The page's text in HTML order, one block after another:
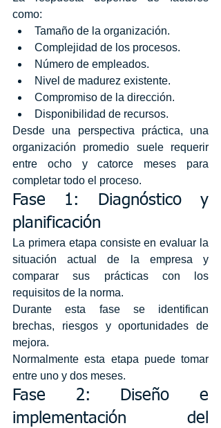
como:
Tamaño de la organización.
Complejidad de los procesos.
Número de empleados.
Nivel de madurez existente.
Compromiso de la dirección.
Disponibilidad de recursos.
Desde una perspectiva práctica, una
organización promedio suele requerir
entre ocho y catorce meses para
completar todo el proceso.
Fase 1: Diagnóstico y
planificación
La primera etapa consiste en evaluar la
situación actual de la empresa y
comparar sus prácticas con los
requisitos de la norma.
Durante esta fase se identifican
brechas, riesgos y oportunidades de
mejora.
Normalmente esta etapa puede tomar
entre uno y dos meses.
Fase 2: Diseño e
implementación del